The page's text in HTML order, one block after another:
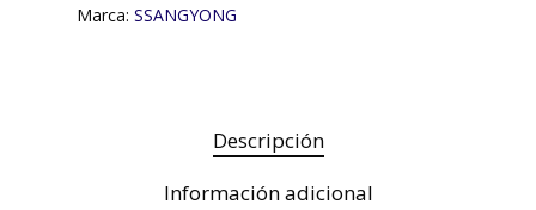
Marca: SSANGYONG
Descripción
Información adicional